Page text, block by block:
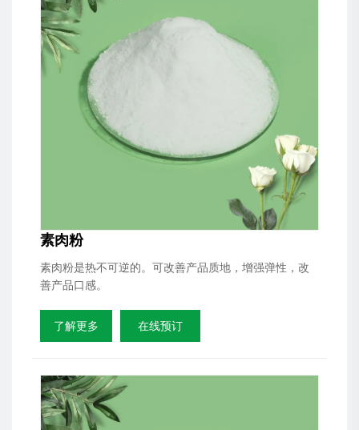
素肉粉
素肉粉是热不可逆的。可改善产品质地，增强弹性，改
善产品口感。
了解更多 在线预订